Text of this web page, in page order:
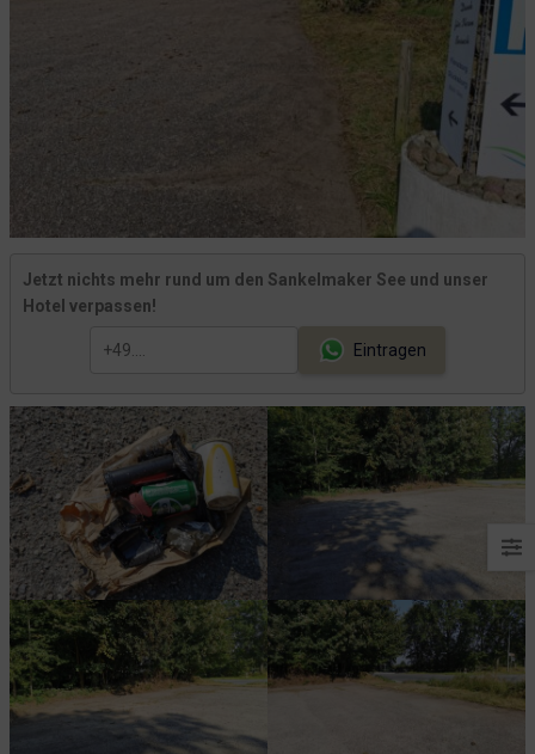
Jetzt nichts mehr rund um den Sankelmaker See und unser
Hotel verpassen!
Eintragen
Lichtspiele
Perforierte Altbaudecke